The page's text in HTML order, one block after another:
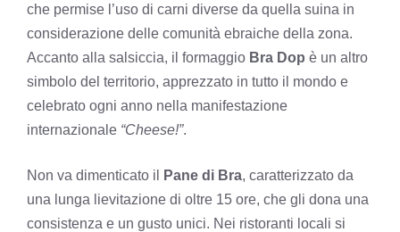
che permise l’uso di carni diverse da quella suina in
considerazione delle comunità ebraiche della zona.
Accanto alla salsiccia, il formaggio Bra Dop è un altro
simbolo del territorio, apprezzato in tutto il mondo e
celebrato ogni anno nella manifestazione
internazionale “Cheese!”.
Non va dimenticato il Pane di Bra, caratterizzato da
una lunga lievitazione di oltre 15 ore, che gli dona una
consistenza e un gusto unici. Nei ristoranti locali si